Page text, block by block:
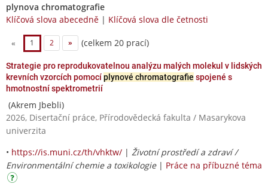
plynova chromatografie
Klíčová slova abecedně | Klíčová slova dle četnosti
« 1 2 » (celkem 20 prací)
Strategie pro reprodukovatelnou analýzu malých molekul v lidských
krevních vzorcích pomocíplynové chromatografie spojené s
hmotnostní spektrometrií
(Akrem Jbebli)
2026, Disertační práce, Přírodovědecká fakulta / Masarykova
univerzita
• https://is.muni.cz/th/vhktw/ | Životní prostředí a zdraví /
Environmentální chemie a toxikologie| Práce na příbuzné téma